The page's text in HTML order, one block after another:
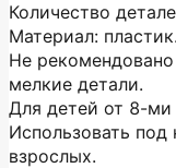
Количество
Материал: пластик.
Не
мелкие детали.
Для детей от 8-ми
Использовать
взрослых.